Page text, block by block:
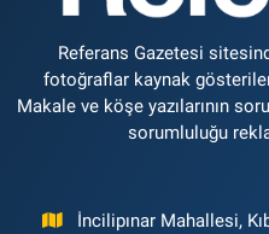
Referans Gazetesi
fotoğraflar kaynak
Makale ve köşe yazılarının
sorumluluğu
İncilipınar Mahallesi,